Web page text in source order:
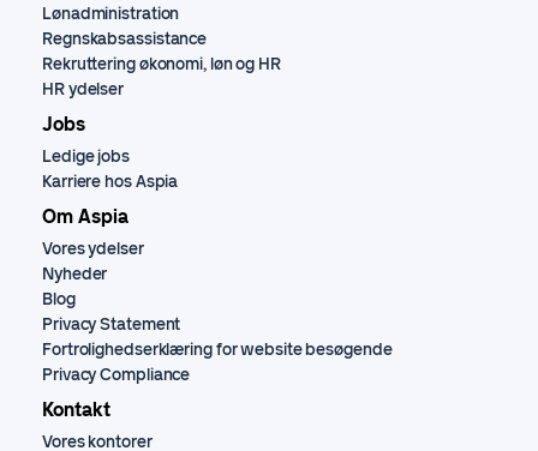
Lønadministration
Regnskabsassistance
Rekruttering økonomi, løn og HR
HR ydelser
Jobs
Ledige jobs
Karriere hos Aspia
Om Aspia
Vores ydelser
Nyheder
Blog
Privacy Statement
Fortrolighedserklæring for website besøgende
Privacy Compliance
Kontakt
Vores kontorer